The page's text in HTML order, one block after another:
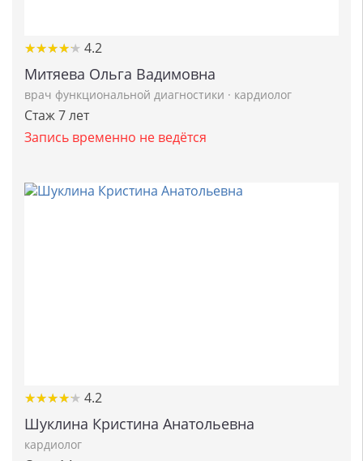
★★★★★
★★★★★ 4.2
Митяева Ольга Вадимовна
врач функциональной диагностики · кардиолог
Стаж 7 лет
Запись временно не ведётся
★★★★★
★★★★★ 4.2
Шуклина Кристина Анатольевна
кардиолог